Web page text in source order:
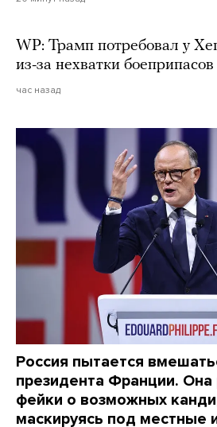
WP: Трамп потребовал у
из-за нехватки боеприпасов
час назад
Россия пытается
президента Франции. Она
фейки о возможных
маскируясь под местные